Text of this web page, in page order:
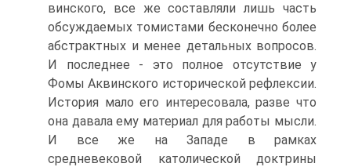
винского, все же составляли лишь часть
обсуждаемых томиста­ми бесконечно более
абстрактных и менее детальных вопросов.
И последнее - это полное отсутствие у
Фомы Аквинского исто­рической рефлексии.
История мало его интересовала, разве что
она давала ему материал для работы мысли.
И все же на Западе в рамках
средневековой католической доктрины